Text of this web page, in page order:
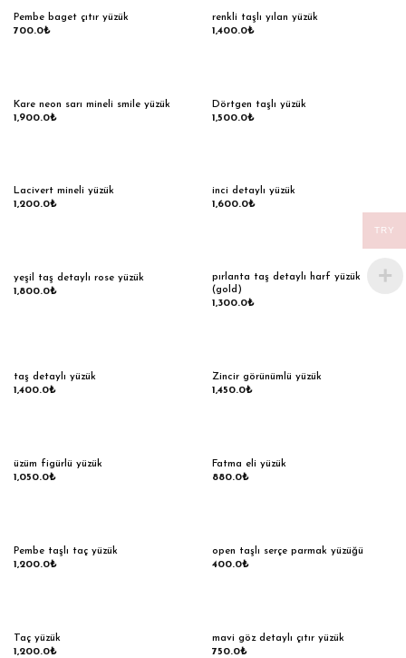
Pembe baget çıtır yüzük
700.0₺
renkli taşlı yılan yüzük
1,400.0₺
Kare neon sarı mineli smile yüzük
1,900.0₺
Dörtgen taşlı yüzük
1,500.0₺
Lacivert mineli yüzük
1,200.0₺
inci detaylı yüzük
1,600.0₺
yeşil taş detaylı rose yüzük
1,800.0₺
pırlanta taş detaylı harf yüzük
(gold)
1,300.0₺
taş detaylı yüzük
1,400.0₺
Zincir görünümlü yüzük
1,450.0₺
üzüm figürlü yüzük
1,050.0₺
Fatma eli yüzük
880.0₺
Pembe taşlı taç yüzük
1,200.0₺
open taşlı serçe parmak yüzüğü
400.0₺
Taç yüzük
1,200.0₺
mavi göz detaylı çıtır yüzük
750.0₺
TRY